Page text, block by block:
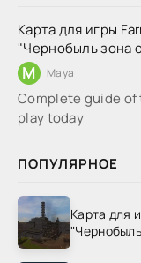
Карта для игры
"Чернобыль зона
M Maya
Complete guide
play today
ПОПУЛЯРНОЕ
Карта для